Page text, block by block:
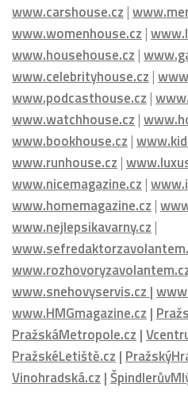
www.carshouse.cz |
www.womenhouse.cz |
www.househouse.cz |
www.celebrityhouse.cz |
www.podcasthouse.cz |
www.watchhouse.cz |
www.bookhouse.cz |
www.runhouse.cz |
www.nicemagazine.cz |
www.homemagazine.cz |
www.nejlepsikavarny.cz |
www.snehovyservis.cz |
www.HMGmagazine.cz |
PražskáMetropole.cz |
PražskéLetiště.cz |
Vinohradská.cz |